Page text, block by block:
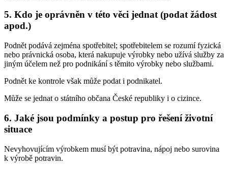
5. Kdo je oprávněn v této věci jednat (podat žádost
apod.)
Podnět podává zejména spotřebitel; spotřebitelem se rozumí fyzická
nebo právnická osoba, která nakupuje výrobky nebo užívá služby za
jiným účelem než pro podnikání s těmito výrobky nebo službami.
Podnět ke kontrole však může podat i podnikatel.
Může se jednat o státního občana České republiky i o cizince.
6. Jaké jsou podmínky a postup pro řešení životní
situace
Nevyhovujícím výrobkem musí být potravina, nápoj nebo surovina
k výrobě potravin.